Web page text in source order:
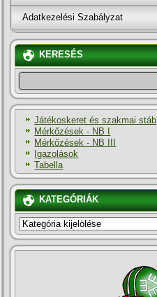
Adatkezelési Szabályzat
KERESÉS
Játékoskeret és szakmai stáb
Mérkőzések - NB I
Mérkőzések - NB III
Igazolások
Tabella
KATEGÓRIÁK
KATEGÓRIÁK